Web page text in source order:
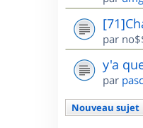
par
y'a
par
Nouveau sujet